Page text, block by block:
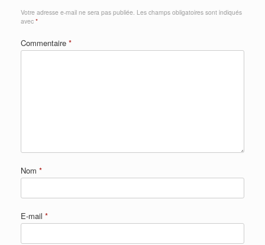
Votre adresse e-mail ne sera pas publiée. Les champs obligatoires sont indiqués
avec *
Commentaire *
Nom *
E-mail *